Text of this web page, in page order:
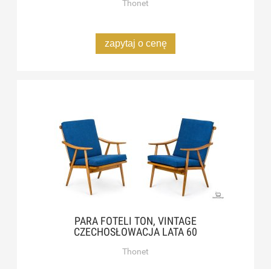
Thonet
zapytaj o cenę
PARA FOTELI TON, VINTAGE
CZECHOSŁOWACJA LATA 60
Thonet